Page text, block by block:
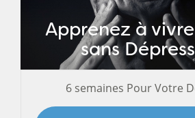
Apprenez à
sans
6 semaines Pour Votre